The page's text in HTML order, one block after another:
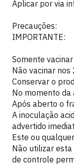
Aplicar por via
Precauções:
IMPORTANTE:
Somente
Não vacinar
Conservar o
No momento da
Após aberto o
A inoculação
advertido
Este ou
Não utilizar
de controle